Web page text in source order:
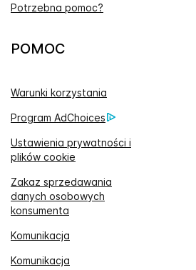
Potrzebna pomoc?
POMOC
Warunki korzystania
Program AdChoices
Ustawienia prywatności i
plików cookie
Zakaz sprzedawania
danych osobowych
konsumenta
Komunikacja
Komunikacja